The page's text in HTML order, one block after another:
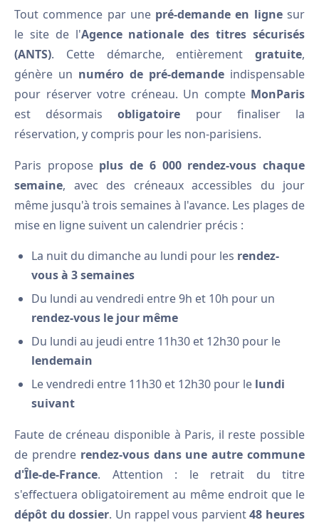
Tout commence par une pré-demande en lignesur
le site de l'Agence nationale des titres sécurisés
(ANTS). Cette démarche, entièrement gratuite,
génère un numéro de pré-demande indispensable
pour réserver votre créneau. Un compte MonParis
est désormaisobligatoire pour finaliser la
réservation, y compris pour les non-parisiens.
Paris propose plus de 6 000 rendez-vous chaque
semaine, avec des créneaux accessibles du jour
même jusqu'à trois semaines à l'avance. Les plages de
mise en ligne suivent un calendrier précis :
La nuit du dimanche au lundi pour les rendez-
vous à 3 semaines
Du lundi au vendredi entre 9h et 10h pour un
rendez-vous le jour même
Du lundi au jeudi entre 11h30 et 12h30 pour le
lendemain
Le vendredi entre 11h30 et 12h30 pour le lundi
suivant
Faute de créneau disponible à Paris, il reste possible
de prendre rendez-vous dans une autre commune
d'Île-de-France. Attention : le retrait du titre
s'effectuera obligatoirement au même endroit que le
dépôt du dossier. Un rappel vous parvient48 heures